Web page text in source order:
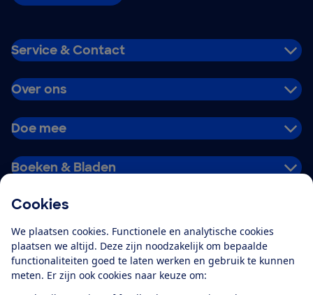
Cookies
We plaatsen cookies. Functionele en analytische cookies
plaatsen we altijd. Deze zijn noodzakelijk om bepaalde
functionaliteiten goed te laten werken en gebruik te kunnen
meten. Er zijn ook cookies naar keuze om:
Service & Contact
Over ons
Doe mee
Boeken & Bladen
Alles over de